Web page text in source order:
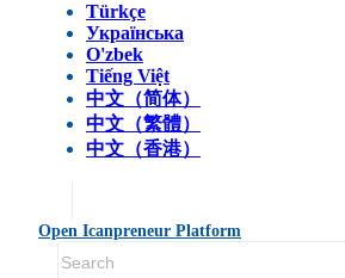
Türkçe
Українська
O'zbek
Tiếng Việt
中文（简体）
中文（繁體）
中文（香港）
Open Icanpreneur Platform